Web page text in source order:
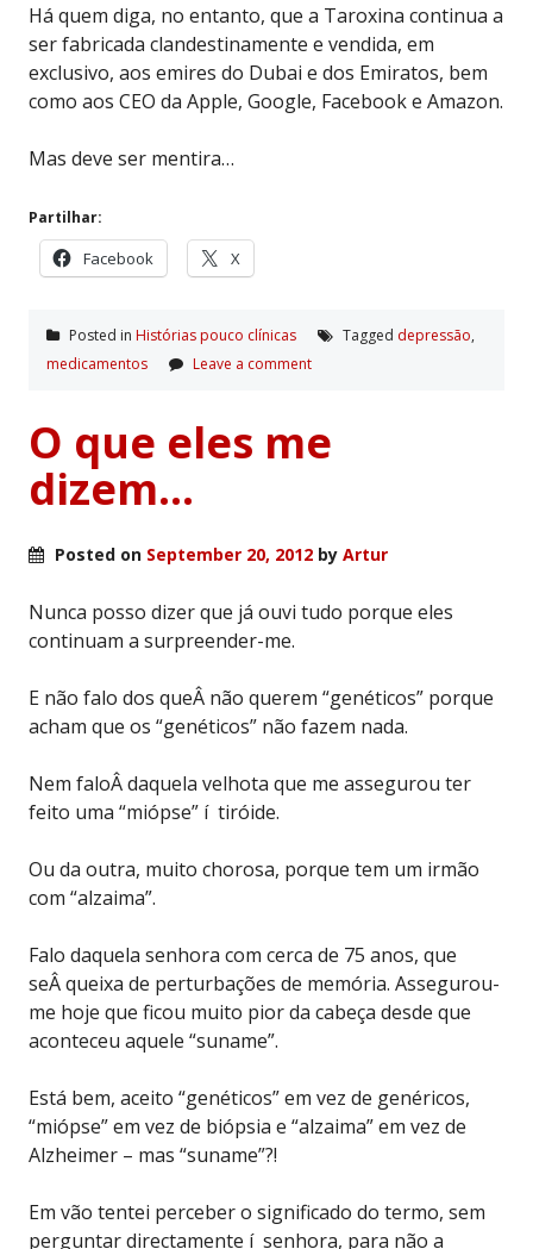
Há quem diga, no entanto, que a Taroxina continua a
ser fabricada clandestinamente e vendida, em
exclusivo, aos emires do Dubai e dos Emiratos, bem
como aos CEO da Apple, Google, Facebook e Amazon.
Mas deve ser mentira…
Partilhar:
Facebook X
Posted in Histórias pouco clí­nicas Tagged depressão,
medicamentos
Leave a comment
O que eles me
dizem…
Posted on September 20, 2012 by Artur
Nunca posso dizer que já ouvi tudo porque eles
continuam a surpreender-me.
E não falo dos queÂ não querem “genéticos” porque
acham que os “genéticos” não fazem nada.
Nem faloÂ daquela velhota que me assegurou ter
feito uma “miópse” í tiróide.
Ou da outra, muito chorosa, porque tem um irmão
com “alzaima”.
Falo daquela senhora com cerca de 75 anos, que
seÂ queixa de perturbações de memória. Assegurou-
me hoje que ficou muito pior da cabeça desde que
aconteceu aquele “suname”.
Está bem, aceito “genéticos” em vez de genéricos,
“miópse” em vez de biópsia e “alzaima” em vez de
Alzheimer – mas “suname”?!
Em vão tentei perceber o significado do termo, sem
perguntar directamente í senhora, para não a